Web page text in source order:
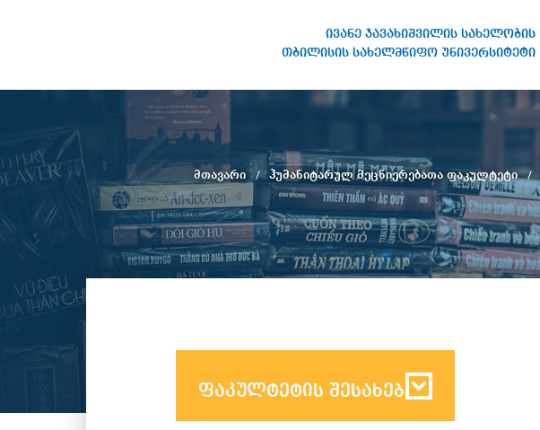
ივანე ჯავახიშვილის სახელობის
თბილისის სახელმწიფო უნივერსიტეტი
სახელობის თბილისის
სახელმწიფო უნივერსიტეტი
მთავარი ჰუმანიტარულ მეცნიერებათა ფაკულტეტი
ფაკულტეტის შესახებ